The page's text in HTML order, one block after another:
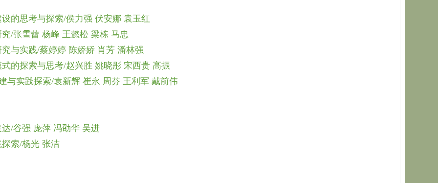
的思考与探索/侯力强 伏安娜 袁玉红
/张雪蕾 杨峰 王懿松 梁栋 马忠
与实践/蔡婷婷 陈娇娇 肖芳 潘林强
的探索与思考/赵兴胜 姚晓彤 宋西贵 高振
与实践探索/袁新辉 崔永 周芬 王利军 戴前伟
/谷强 庞萍 冯劭华 吴进
索/杨光 张洁